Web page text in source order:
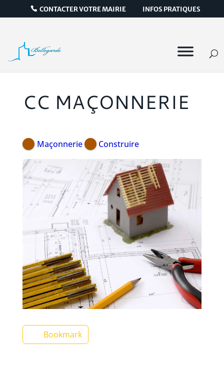
CONTACTER VOTRE MAIRIE INFOS PRATIQUES
CC MAÇONNERIE
Maçonnerie Construire
Bookmark